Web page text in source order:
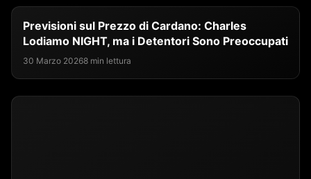
Previsioni sul Prezzo di Cardano: Charles
Lodiamo NIGHT, ma i Detentori Sono Preoccupati
30 Marzo 20268 min lettura